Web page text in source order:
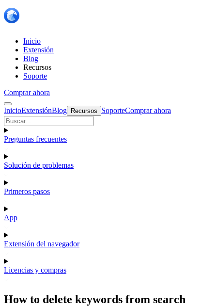
Inicio
Extensión
Blog
Recursos
Soporte
Comprar ahora
InicioExtensiónBlog Recursos SoporteComprar ahora
Preguntas frecuentes
Solución de problemas
Primeros pasos
App
Extensión del navegador
Licencias y compras
How to delete keywords from search